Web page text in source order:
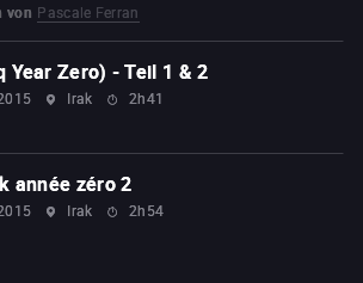
von Pascale Ferran
Year Zero) - Teil 1 & 2
Irak 2h41
année zéro 2
Irak 2h54